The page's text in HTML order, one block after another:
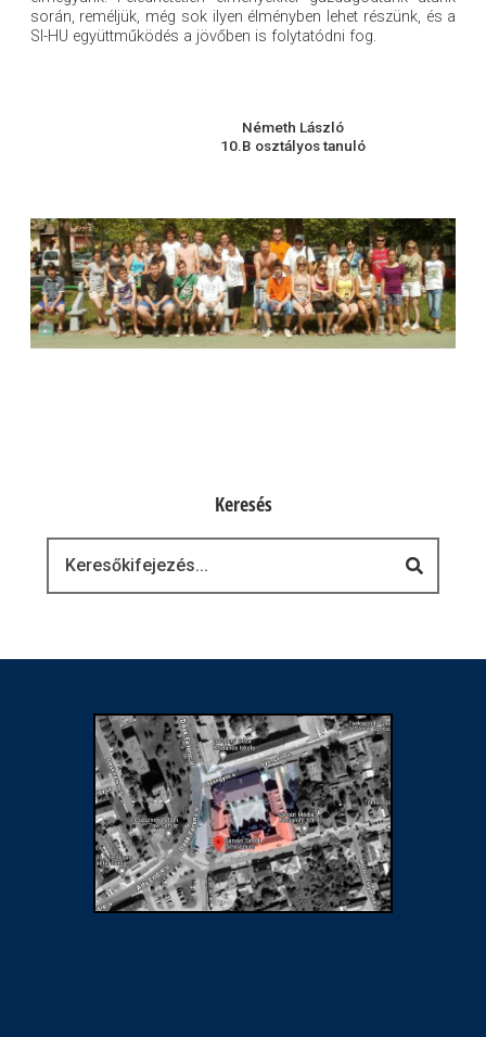
során, reméljük, még sok ilyen élményben lehet részünk, és a
SI-HU együttműködés a jövőben is folytatódni fog.
Németh László
10.B osztályos tanuló
Keresés